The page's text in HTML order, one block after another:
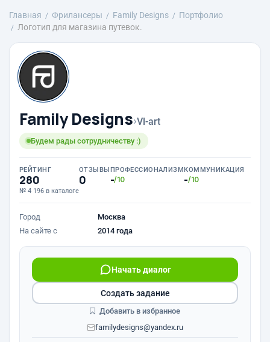
Главная Фрилансеры Family Designs
Портфолио
Логотип для магазина путевок.
Family Designs›Vl-art
Будем рады сотрудничеству :)
РЕЙТИНГ
280
№ 4 196 в каталоге
ОТЗЫВЫ
0
ПРОФЕССИОНАЛИЗМ
-/10
КОММУНИКАЦИЯ
-/10
Город
Москва
На сайте с
2014 года
Начать диалог
familydesigns@yandex.ru
Создать задание
Добавить в избранное